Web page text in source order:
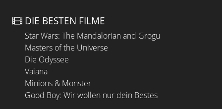
DIE BESTEN FILME
Star Wars: The Mandalorian and Grogu
Masters of the Universe
Die Odyssee
Vaiana
Minions & Monster
Good Boy: Wir wollen nur dein Bestes